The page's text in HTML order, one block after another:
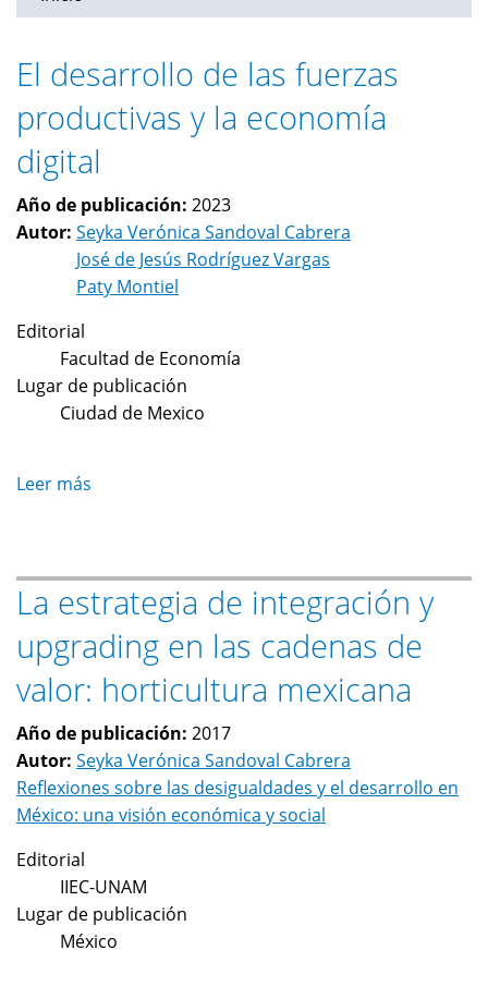
El desarrollo de las fuerzas
productivas y la economía
digital
Año de publicación: 2023
Autor: Seyka Verónica Sandoval Cabrera
José de Jesús Rodríguez Vargas
Paty Montiel
Editorial
Facultad de Economía
Lugar de publicación
Ciudad de Mexico
Leer más
las
fuerzas
productivas
la
economía
digital
La estrategia de integración y
upgrading en las cadenas de
valor: horticultura mexicana
Año de publicación: 2017
Autor: Seyka Verónica Sandoval Cabrera
Reflexiones sobre las desigualdades y el desarrollo en
México: una visión económica y social
Editorial
IIEC-UNAM
Lugar de publicación
México